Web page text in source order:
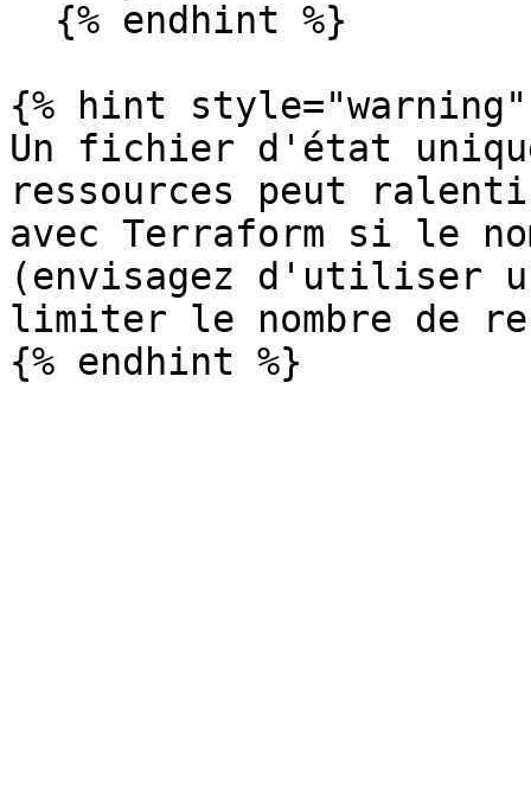
{% hint style="warning"
Un fichier d'état
ressources peut
avec Terraform si le
(envisagez d'utiliser
limiter le nombre de